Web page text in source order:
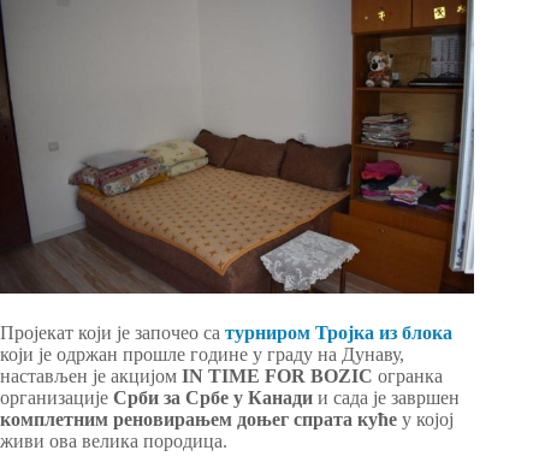
Пројекат који је започео са турниром Тројка из блока
који је одржан прошле године у граду на Дунаву,
настављен је акцијом IN TIME FOR BOZIC огранка
организације Срби за Србе у Канади и сада је завршен
комплетним реновирањем доњег спрата куће у којој
живи ова велика породица.